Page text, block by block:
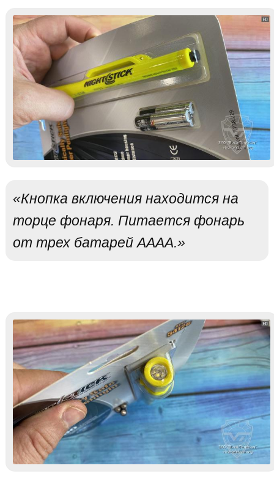
«Кнопка включения находится на
торце фонаря. Питается фонарь
от трех батарей АААА.»